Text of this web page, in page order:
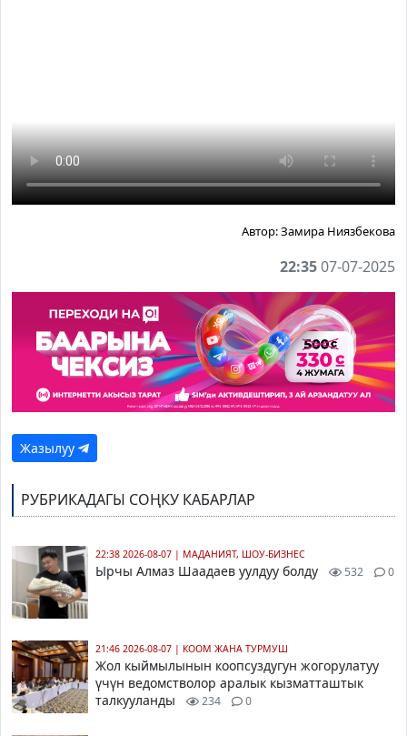
Автор:Замира Ниязбекова
22:3507-07-2025
Жазылуу
РУБРИКАДАГЫ СОҢКУ КАБАРЛАР
22:38 2026-08-07 | МАДАНИЯТ, ШОУ-БИЗНЕС
Ырчы Алмаз Шаадаев уулдуу болду 532 0
21:46 2026-08-07 | КООМ ЖАНА ТУРМУШ
Жол кыймылынын коопсуздугун жогорулатуу
үчүн ведомстволор аралык кызматташтык
талкууланды
234 0